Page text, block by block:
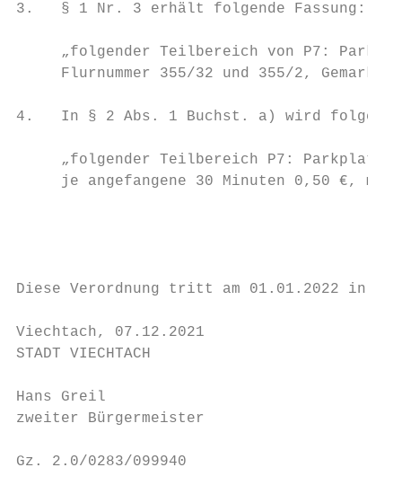
3.   § 1 Nr. 3 erhält folgende Fassung:
„folgender Teilbereich von P7:
Flurnummer 355/32 und 355/2,
4.   In § 2 Abs. 1 Buchst. a) wird
„folgender Teilbereich P7: Parkplatz
je angefangene 30 Minuten 0,50 €,
Diese Verordnung tritt am 01.01.2022 in
Viechtach, 07.12.2021
STADT VIECHTACH
Hans Greil
zweiter Bürgermeister
Gz. 2.0/0283/099940